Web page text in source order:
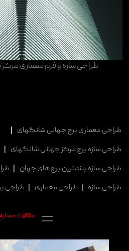
طراحی سازه و فرم معماری
طراحی معماری برج جهانی شانگهای
طراحی سازه برج مرکز جهانی شانگهای
طراحی سازه بلندترین برج های جهان
طراحی سازه
طراحی معماری طراحی
مقالات مشابه